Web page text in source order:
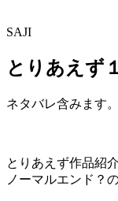
SAJI
とりあえず
ネタバレ含みます。
とりあえず作品紹
ノーマルエンド？